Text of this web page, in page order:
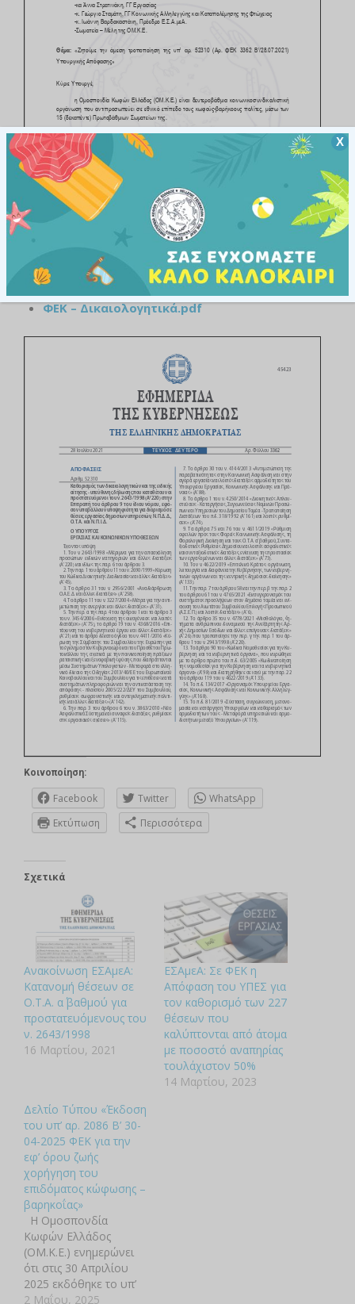
ΦΕΚ – Δικαιολογητικά.pdf
Κοινοποίηση:
Facebook Twitter
WhatsApp
Εκτύπωση
Περισσότερα
Σχετικά
Ανακοίνωση ΕΣΑμεΑ:
Kατανομή θέσεων σε
Ο.Τ.Α. α΄ βαθμού για
προστατευόμενους του
ν. 2643/1998
16 Μαρτίου, 2021
ΕΣΑμεΑ: Σε ΦΕΚ η
Απόφαση του ΥΠΕΣ για
τον καθορισμό των 227
θέσεων που
καλύπτονται από άτομα
με ποσοστό αναπηρίας
τουλάχιστον 50%
14 Μαρτίου, 2023
Δελτίο Τύπου «Έκδοση
του υπ’ αρ. 2086 Β’ 30-
04-2025 ΦΕΚ για την
εφ’ όρου ζωής
χορήγηση του
επιδόματος κώφωσης –
βαρηκοΐας»
Η Ομοσπονδία
Κωφών Ελλάδος
(ΟΜ.Κ.Ε.) ενημερώνει
ότι στις 30 Απριλίου
2025 εκδόθηκε το υπ’
αρ. 2086/Β’/2025 ΦΕΚ,
2 Μαΐου, 2025
Χ